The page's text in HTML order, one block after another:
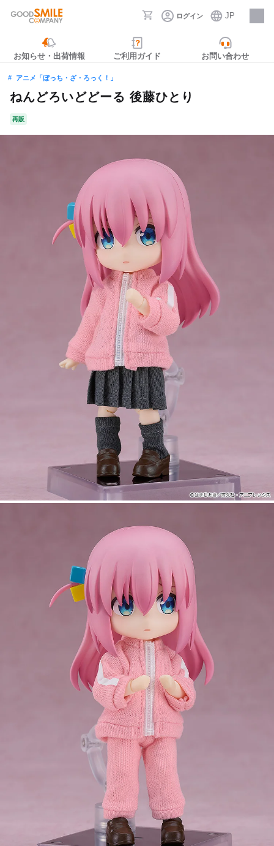
ログイン JP
採用情報
お知らせ・出荷情報 ご利用ガイド お問い合わせ
アニメ「ぼっち・ざ・ろっく！」
ねんどろいどどーる 後藤ひとり
再販